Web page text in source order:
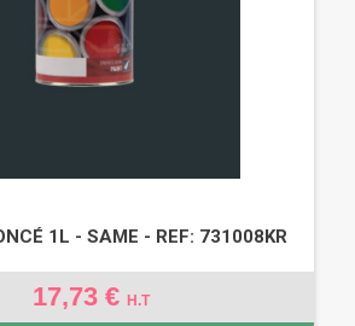
1L - SAME - REF: 731008KR
17,73 € H.T